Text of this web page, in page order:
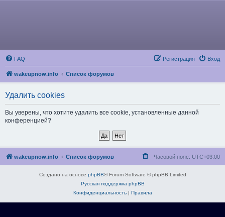
FAQ Вход
Регистрация
wakeupnow.info Список форумов
Удалить cookies
Вы уверены, что хотите удалить все cookie, установленные данной
конференцией?
wakeupnow.info Список форумов Часовой пояс: UTC+03:00
Создано на основе phpBB® Forum Software © phpBB Limited
Русская поддержка phpBB
Конфиденциальность| Правила